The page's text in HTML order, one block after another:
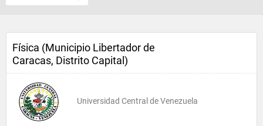
Física (Municipio Libertador de
Caracas, Distrito Capital)
Universidad Central de Venezuela